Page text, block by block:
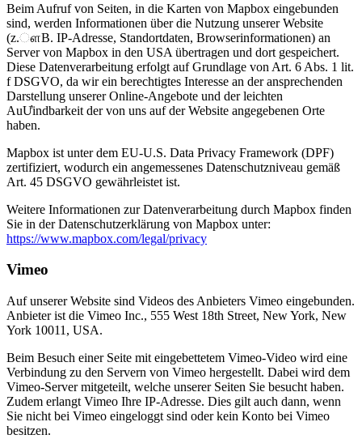
Beim Aufruf von Seiten, in die Karten von Mapbox eingebunden
sind, werden Informationen über die Nutzung unserer Website
(z.ௗB. IP-Adresse, Standortdaten, Browserinformationen) an
Server von Mapbox in den USA übertragen und dort gespeichert.
Diese Datenverarbeitung erfolgt auf Grundlage von Art. 6 Abs. 1 lit.
f DSGVO, da wir ein berechtigtes Interesse an der ansprechenden
Darstellung unserer Online-Angebote und der leichten
AuƯindbarkeit der von uns auf der Website angegebenen Orte
haben.
Mapbox ist unter dem EU-U.S. Data Privacy Framework (DPF)
zertifiziert, wodurch ein angemessenes Datenschutzniveau gemäß
Art. 45 DSGVO gewährleistet ist.
Weitere Informationen zur Datenverarbeitung durch Mapbox finden
Sie in der Datenschutzerklärung von Mapbox unter:
https://www.mapbox.com/legal/privacy
Vimeo
Auf unserer Website sind Videos des Anbieters Vimeo eingebunden.
Anbieter ist die Vimeo Inc., 555 West 18th Street, New York, New
York 10011, USA.
Beim Besuch einer Seite mit eingebettetem Vimeo-Video wird eine
Verbindung zu den Servern von Vimeo hergestellt. Dabei wird dem
Vimeo-Server mitgeteilt, welche unserer Seiten Sie besucht haben.
Zudem erlangt Vimeo Ihre IP-Adresse. Dies gilt auch dann, wenn
Sie nicht bei Vimeo eingeloggt sind oder kein Konto bei Vimeo
besitzen.